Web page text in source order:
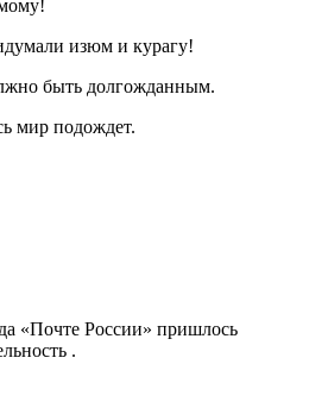
изюм и курагу!
быть долгожданным.
мир подождет.
«Почте России» пришлось
.